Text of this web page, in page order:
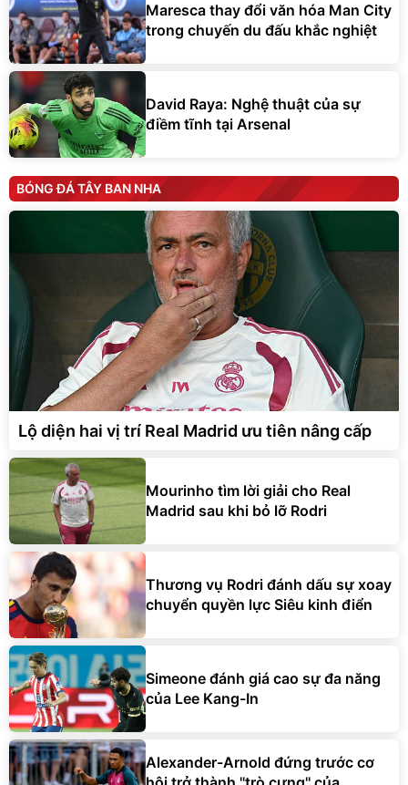
Maresca thay đổi văn hóa Man City
trong chuyến du đấu khắc nghiệt
David Raya: Nghệ thuật của sự
điềm tĩnh tại Arsenal
BÓNG ĐÁ TÂY BAN NHA
Lộ diện hai vị trí Real Madrid ưu tiên nâng cấp
Mourinho tìm lời giải cho Real
Madrid sau khi bỏ lỡ Rodri
Thương vụ Rodri đánh dấu sự xoay
chuyển quyền lực Siêu kinh điển
Simeone đánh giá cao sự đa năng
của Lee Kang-In
Alexander-Arnold đứng trước cơ